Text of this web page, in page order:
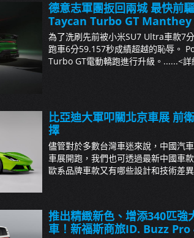
德意志軍團扳回兩城 最快前
Taycan Turbo GT
為了洗刷先前被小米SU7 Ultra車款7
跑車6分59.157秒成績超越的恥辱。
Turbo GT電動轎跑進行升級。......<詳
比亞迪大軍叩關北京車展 前
擇
儘管對於多數台灣車迷來說，中國汽
車展開跑，我們也可透過最新中國車
歐系品牌車款又有哪些設計和技術差
推出精緻新色、增添340匹強
車！新福斯商旅ID. Buzz